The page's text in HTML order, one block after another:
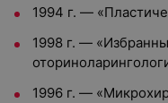
1994 г. —
1998 г. —
1996 г. —